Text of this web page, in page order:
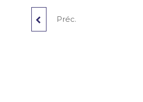
ESTOMAC PSY
Préc.